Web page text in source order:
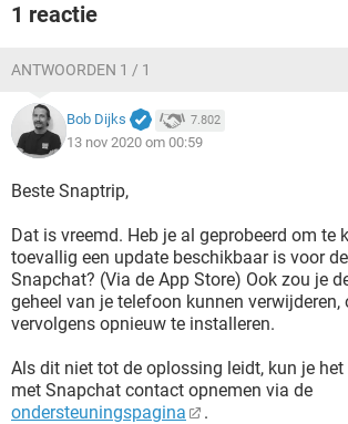
1 reactie
ANTWOORDEN 1 / 1
Bob Dijks 7.802
13 nov 2020 om 00:59
Beste Snaptrip,
Dat is vreemd. Heb je al geprobeerd om te
toevallig een update beschikbaar is voor
Snapchat? (Via de App Store) Ook zou je
geheel van je telefoon kunnen verwijderen,
vervolgens opnieuw te installeren.
Als dit niet tot de oplossing leidt, kun je het
met Snapchat contact opnemen via de
ondersteuningspagina
.